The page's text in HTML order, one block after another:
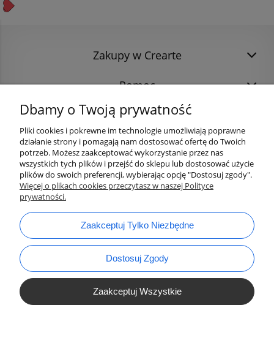
Zakupy w Crearte
Pomoc
bok@ArtykulyDlaPlastykow.pl
tel.:733 012 789
Dbamy o Twoją prywatność
Pliki cookies i pokrewne im technologie umożliwiają poprawne
działanie strony i pomagają nam dostosować ofertę do Twoich
potrzeb. Możesz zaakceptować wykorzystanie przez nas
wszystkich tych plików i przejść do sklepu lub dostosować użycie
plików do swoich preferencji, wybierając opcję "Dostosuj zgody".
Więcej o plikach cookies przeczytasz w naszej Polityce
prywatności.
Zaakceptuj Tylko Niezbędne
Dostosuj Zgody
Zaakceptuj Wszystkie